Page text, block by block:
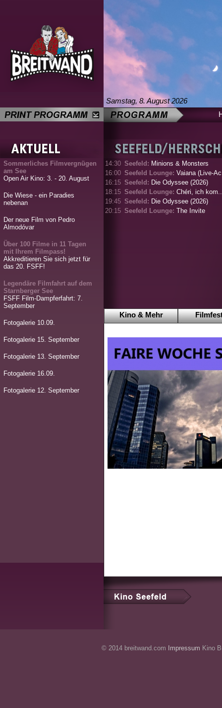
Samstag, 8. August 2026
Sommerliches Filmvergnügen
am See
Open Air Kino: 3. - 20. August
Die Wiese - ein Paradies
nebenan
Der neue Film von Pedro
Almodóvar
Über 100 Filme in 11 Tagen
mit Ihrem Filmpass!
Akkreditieren Sie sich jetzt für
das 20. FSFF!
Legendäre Filmfahrt auf dem
Starnberger See
FSFF Film-Dampferfahrt: 7.
September
Fotogalerie 10.09.
Fotogalerie 15. September
Fotogalerie 13. September
Fotogalerie 16.09.
Fotogalerie 12. September
14:30 Seefeld: Minions & Monsters
16:00 Seefeld Lounge: Vaiana (Live-
16:15 Seefeld: Die Odyssee (2026)
18:15 Seefeld Lounge: Chéri, ich
19:45 Seefeld: Die Odyssee (2026)
20:15 Seefeld Lounge: The Invite
Kino & Mehr
© 2014 breitwand.com Impressum Kino